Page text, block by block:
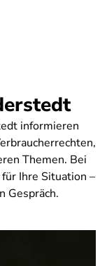
informieren
Themen. Bei
Ihre Situation –
Gespräch.